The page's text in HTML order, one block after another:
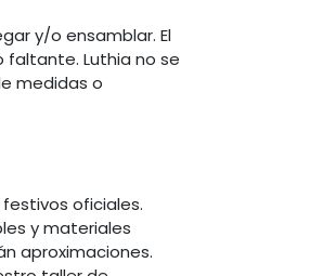
y/o ensamblar. El
Luthia no se
medidas o
oficiales.
y materiales
aproximaciones.